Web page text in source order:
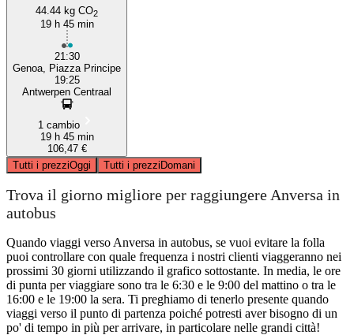
44.44 kg CO2
19 h 45 min
21:30
Genoa, Piazza Principe
19:25
Antwerpen Centraal
1 cambio
19 h 45 min
106,47 €
Tutti i prezziOggi Tutti i prezziDomani
Trova il giorno migliore per raggiungere Anversa in
autobus
Quando viaggi verso Anversa in autobus, se vuoi evitare la folla
puoi controllare con quale frequenza i nostri clienti viaggeranno nei
prossimi 30 giorni utilizzando il grafico sottostante. In media, le ore
di punta per viaggiare sono tra le 6:30 e le 9:00 del mattino o tra le
16:00 e le 19:00 la sera. Ti preghiamo di tenerlo presente quando
viaggi verso il punto di partenza poiché potresti aver bisogno di un
po' di tempo in più per arrivare, in particolare nelle grandi città!